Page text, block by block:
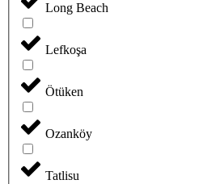
Long Beach
Lefkoşa
Ötüken
Ozanköy
Tatlisu